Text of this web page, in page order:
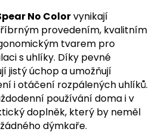
No Colorvynikají
provedením, kvalitním
tvarem pro
s uhlíky. Díky pevné
jistý úchop a umožňují
i otáčení rozpálených uhlíků.
používání doma i v
doplněk, který by neměl
dýmkaře.